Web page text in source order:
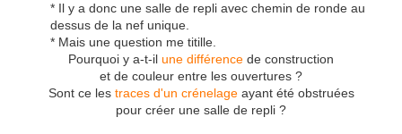
* Il y a donc une salle de repli avec chemin de ronde au
dessus de la nef unique.
* Mais une question me titille.
Pourquoi y a-t-il une différence de construction
et de couleur entre les ouvertures ?
Sont ce les traces d'un crénelageayant été obstruées
pour créer une salle de repli ?